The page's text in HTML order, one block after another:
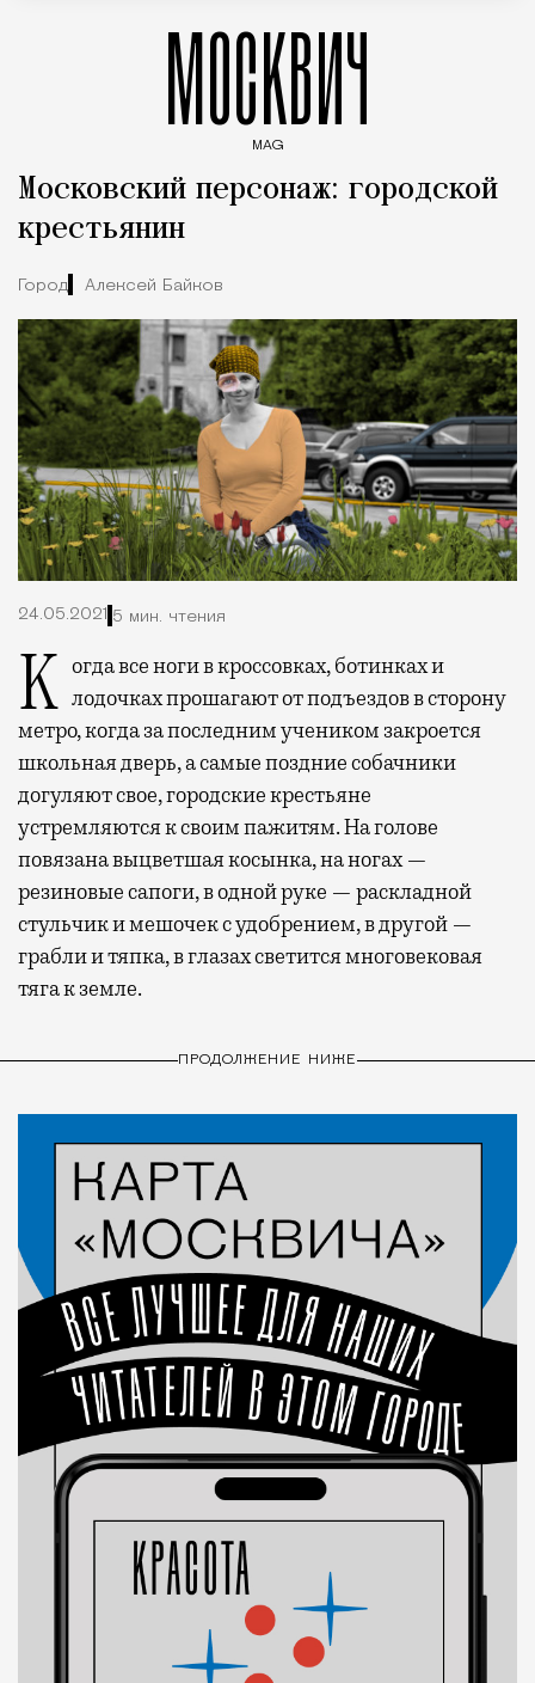
МОСКВИЧ
MAG
Московский персонаж: городской
крестьянин
Город Алексей Байков
24.05.2021 5 мин. чтения
Когда все ноги в кроссовках, ботинках и лодочках прошагают от подъездов в сторону
метро, когда за последним учеником закроется
школьная дверь, а самые поздние собачники
догуляют свое, городские крестьяне
устремляются к своим пажитям. На голове
повязана выцветшая косынка, на ногах —
резиновые сапоги, в одной руке — раскладной
стульчик и мешочек с удобрением, в другой —
грабли и тяпка, в глазах светится многовековая
тяга к земле.
ПРОДОЛЖЕНИЕ НИЖЕ